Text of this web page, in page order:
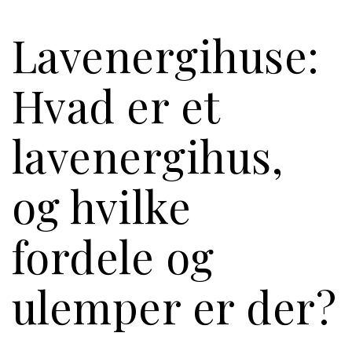
Lavenergihuse:
Hvad er et
lavenergihus,
og hvilke
fordele og
ulemper er der?